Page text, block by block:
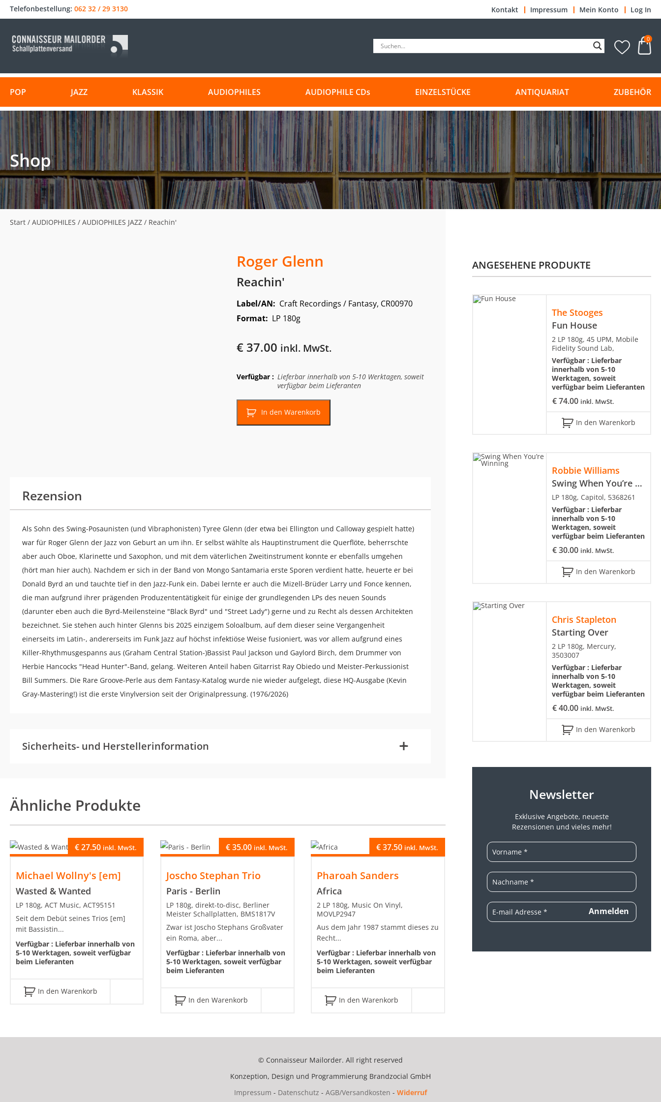
Telefonbestellung: 062 32 / 29 3130 Kontakt Impressum Mein Konto Log In
0
POP JAZZ KLASSIK AUDIOPHILES AUDIOPHILE CDs EINZELSTÜCKE ANTIQUARIAT ZUBEHÖR
Shop
Start / AUDIOPHILES / AUDIOPHILES JAZZ / Reachin'
Roger Glenn
Reachin'
Label/AN: Craft Recordings / Fantasy, CR00970
Format: LP 180g
€37.00 inkl. MwSt.
Verfügbar : Lieferbar innerhalb von 5-10 Werktagen, soweit
verfügbar beim Lieferanten
In den Warenkorb
Rezension
Als Sohn des Swing-Posaunisten (und Vibraphonisten) Tyree Glenn (der etwa bei Ellington und Calloway gespielt hatte)
war für Roger Glenn der Jazz von Geburt an um ihn. Er selbst wählte als Hauptinstrument die Querflöte, beherrschte
aber auch Oboe, Klarinette und Saxophon, und mit dem väterlichen Zweitinstrument konnte er ebenfalls umgehen
(hört man hier auch). Nachdem er sich in der Band von Mongo Santamaria erste Sporen verdient hatte, heuerte er bei
Donald Byrd an und tauchte tief in den Jazz-Funk ein. Dabei lernte er auch die Mizell-Brüder Larry und Fonce kennen,
die man aufgrund ihrer prägenden Produzententätigkeit für einige der grundlegenden LPs des neuen Sounds
(darunter eben auch die Byrd-Meilensteine "Black Byrd" und "Street Lady") gerne und zu Recht als dessen Architekten
bezeichnet. Sie stehen auch hinter Glenns bis 2025 einzigem Soloalbum, auf dem dieser seine Vergangenheit
einerseits im Latin-, andererseits im Funk Jazz auf höchst infektiöse Weise fusioniert, was vor allem aufgrund eines
Killer-Rhythmusgespanns aus (Graham Central Station-)Bassist Paul Jackson und Gaylord Birch, dem Drummer von
Herbie Hancocks "Head Hunter"-Band, gelang. Weiteren Anteil haben Gitarrist Ray Obiedo und Meister-Perkussionist
Bill Summers. Die Rare Groove-Perle aus dem Fantasy-Katalog wurde nie wieder aufgelegt, diese HQ-Ausgabe (Kevin
Gray-Mastering!) ist die erste Vinylversion seit der Originalpressung. (1976/2026)
Sicherheits- und Herstellerinformation +
-
Ähnliche Produkte
Michael Wollny's [em]
Wasted & Wanted
€27.50 inkl. MwSt.
LP 180g, ACT Music, ACT95151
Seit dem Debüt seines Trios [em]
mit Bassistin...
Verfügbar : Lieferbar innerhalb von
5-10 Werktagen, soweit verfügbar
beim Lieferanten
In den Warenkorb
Joscho Stephan Trio
Paris - Berlin
€35.00 inkl. MwSt.
LP 180g, direkt-to-disc, Berliner
Meister Schallplatten, BMS1817V
Zwar ist Joscho Stephans Großvater
ein Roma, aber...
Verfügbar : Lieferbar innerhalb von
5-10 Werktagen, soweit verfügbar
beim Lieferanten
In den Warenkorb
Pharoah Sanders
Africa
€37.50 inkl. MwSt.
2 LP 180g, Music On Vinyl,
MOVLP2947
Aus dem Jahr 1987 stammt dieses zu
Recht...
Verfügbar : Lieferbar innerhalb von
5-10 Werktagen, soweit verfügbar
beim Lieferanten
In den Warenkorb
ANGESEHENE PRODUKTE
The Stooges
Fun House
€74.00 inkl. MwSt.
2 LP 180g, 45 UPM, Mobile
Fidelity Sound Lab,
Verfügbar : Lieferbar
innerhalb von 5-10
Werktagen, soweit
verfügbar beim Lieferanten
In den Warenkorb
Robbie Williams
Swing When You’re Winning
€30.00 inkl. MwSt.
LP 180g, Capitol, 5368261
Verfügbar : Lieferbar
innerhalb von 5-10
Werktagen, soweit
verfügbar beim Lieferanten
In den Warenkorb
Chris Stapleton
Starting Over
€40.00 inkl. MwSt.
2 LP 180g, Mercury,
3503007
Verfügbar : Lieferbar
innerhalb von 5-10
Werktagen, soweit
verfügbar beim Lieferanten
In den Warenkorb
Newsletter
Exklusive Angebote, neueste
Rezensionen und vieles mehr!
© Connaisseur Mailorder. All right reserved
Konzeption, Design und Programmierung Brandzocial GmbH
Impressum - Datenschutz - AGB/Versandkosten - Widerruf